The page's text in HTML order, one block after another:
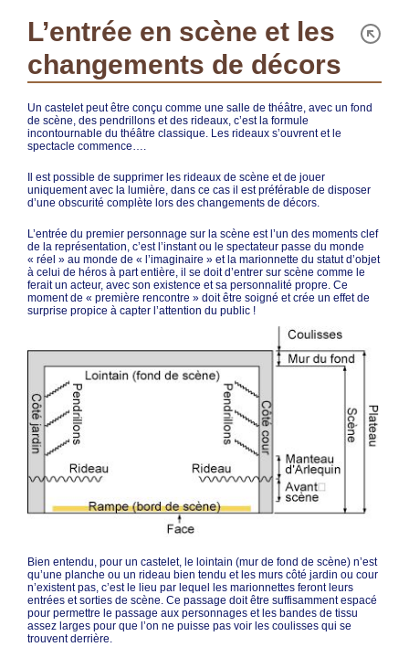
L’entrée en scène et les
changements de décors
Un castelet peut être conçu comme une salle de théâtre, avec un fond
de scène, des pendrillons et des rideaux, c’est la formule
incontournable du théâtre classique. Les rideaux s’ouvrent et le
spectacle commence….
Il est possible de supprimer les rideaux de scène et de jouer
uniquement avec la lumière, dans ce cas il est préférable de disposer
d’une obscurité complète lors des changements de décors.
L’entrée du premier personnage sur la scène est l’un des moments clef
de la représentation, c’est l’instant ou le spectateur passe du monde
« réel » au monde de « l’imaginaire » et la marionnette du statut d’objet
à celui de héros à part entière, il se doit d’entrer sur scène comme le
ferait un acteur, avec son existence et sa personnalité propre. Ce
moment de « première rencontre » doit être soigné et crée un effet de
surprise propice à capter l’attention du public !
Bien entendu, pour un castelet, le lointain (mur de fond de scène) n’est
qu’une planche ou un rideau bien tendu et les murs côté jardin ou cour
n’existent pas, c’est le lieu par lequel les marionnettes feront leurs
entrées et sorties de scène. Ce passage doit être suffisamment espacé
pour permettre le passage aux personnages et les bandes de tissu
assez larges pour que l’on ne puisse pas voir les coulisses qui se
trouvent derrière.